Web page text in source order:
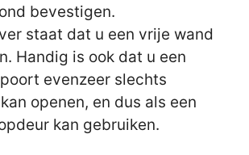
bevestigen.
staat dat u een vrije wand
Handig is ook dat u een
evenzeer slechts
openen, en dus als een
kan gebruiken.